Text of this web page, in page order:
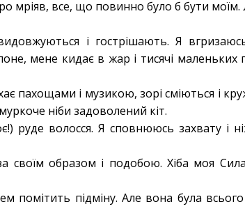
мріяв, все, що повинно було б бути моїм.
і гострішають. Я
мене кидає в жар і тисячі
пахощами і музикою, зорі сміються і
ніби задоволений кіт.
руде волосся. Я сповнююсь захвату і
образом і подобою. Хіба моя
помітить підміну. Але вона була